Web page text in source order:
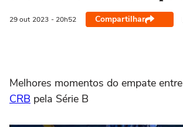
29 out 2023 - 20h52 Compartilhar
Melhores momentos do empate
CRB pela Série B